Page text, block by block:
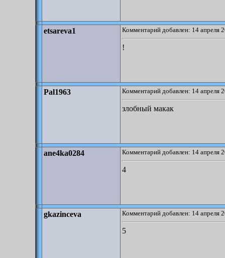
etsareva1 Комментарий добавлен: 14 апреля
!
Pal1963 Комментарий добавлен: 14 апреля
злобный макак
ane4ka0284 Комментарий добавлен: 14 апреля
4
gkazinceva Комментарий добавлен: 14 апреля
5